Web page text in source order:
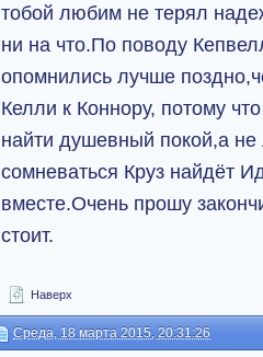
тобой любим не терял
ни на что.По поводу
опомнились лучше
Келли к Коннору, потому
найти душевный покой,а
сомневаться Круз найдёт
вместе.Очень прошу
стоит.
Наверх
Среда, 18 марта 2015, 20:31:26